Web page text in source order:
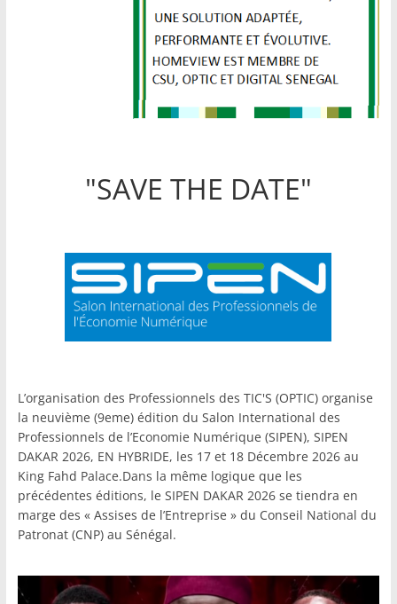
"SAVE THE DATE"
L’organisation des Professionnels des TIC'S (OPTIC) organise
la neuvième (9eme) édition du Salon International des
Professionnels de l’Economie Numérique (SIPEN), SIPEN
DAKAR 2026, EN HYBRIDE, les 17 et 18 Décembre 2026 au
King Fahd Palace.Dans la même logique que les
précédentes éditions, le SIPEN DAKAR 2026 se tiendra en
marge des « Assises de l’Entreprise » du Conseil National du
Patronat (CNP) au Sénégal.